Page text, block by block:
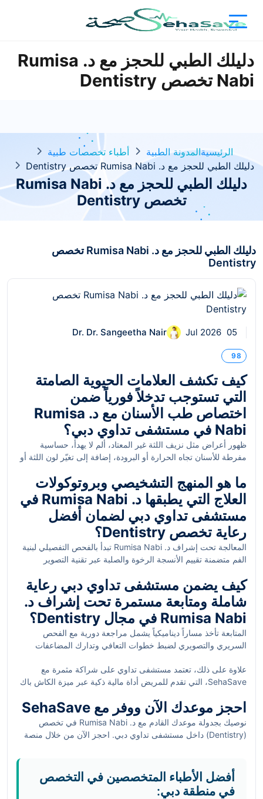
دليلك الطبي للحجز مع د. Rumisa
Nabi تخصص Dentistry
الرئيسيةالمدونة الطبية
أطباء تخصصات طبية
دليلك الطبي للحجز مع د. Rumisa Nabi تخصص Dentistry
دليلك الطبي للحجز مع د. Rumisa Nabi
تخصص Dentistry
دليلك الطبي للحجز مع د. Rumisa Nabi تخصص
Dentistry
05 Jul 2026
Dr. Dr. Sangeetha Nair
98
كيف تكشف العلامات الحيوية الصامتة
التي تستوجب تدخلاً فورياً ضمن
اختصاص طب الأسنان مع د. Rumisa
Nabi في مستشفى تداوي دبي؟
ظهور أعراض مثل نزيف اللثة غير المعتاد، ألم لا يهدأ، حساسية
مفرطة للأسنان تجاه الحرارة أو البرودة، إضافة إلى تغيّر لون اللثة أو
والأسنان. هذه العلامات تنشأ نتيجة التهاب النسج الرخوة المحيطة
بالسن، إذ يبدأ الالتهاب بإفراز إنزيمات تنهك الحاجز النسيجي وتحفز
مرور البكتيريا إلى طبقات أعمق. استمرار العملية يؤدي إلى انحسار
العظم المحيط بالجذر، ما يفضي إلى خسارة الأسنان. في حالات
اضطراب الإحساس أو عدم القدرة على الإغلاق السليم للفكّ، ينصح
الفحص المتخصص للتأكد من عدم وجود اعتلال في مفصل الفك
الصدغي.
ما هو المنهج التشخيصي وبروتوكولات
العلاج التي يطبقها د. Rumisa Nabi في
مستشفى تداوي دبي لضمان أفضل
رعاية تخصص Dentistry؟
المعالجة تحت إشراف د. Rumisa Nabi تبدأ بالفحص التفصيلي لبنية
الفم متضمنة تقييم الأنسجة الرخوة والصلبة عبر تقنية التصوير
اللعابية يساعد على رصد مؤشرات الالتهاب الميكروي ونمط البكتيريا
المُمرضة الشعيرية. العلاج يُصمم بحسب درجة تقدم الحالة، كما في
أمراض اللثة التي تحتم تنظيفاً عميقاً تحت اللثة وتطبيق مضادات
حيوية موضعية أو جهازية إذا اقتضى الأمر. التقنيات تشمل إعادة بناء
عظم الفكين عبر زراعة المواد البيولوجية والنسيجية التي تعزز التجديد
الخلوي.وفّر وقتك: أفضل عيادات Dentistry في الحضيبة دبي
يوفر
كيف يضمن مستشفى تداوي دبي رعاية
شاملة ومتابعة مستمرة تحت إشراف د.
Rumisa Nabi في مجال Dentistry؟
المتابعة تأخذ مساراً ديناميكياً يشمل مراجعة دورية مع الفحص
السريري والتصويري لضبط خطوات التعافي وتدارك المضاعفات
الخبراء والكوادر الطبية المعتمدة ، تنسق جهودها لتقديم استشارات
تغذية وتعليمات للعناية اليومية بالفم. منظومة المستشفى تعتمد نظاماً
الصحية من خلال قياسات عدّة وُثّقت علمياً.
علاوة على ذلك، تعتمد مستشفى تداوي على شراكة مثمرة مع
SehaSave، التي تقدم للمريض أداة مالية ذكية عبر ميزة الكاش باك
بروقراطية شركات التأمين الصحي التقليدية في دبي، ويضمن
استمرارية تلقي الخدمات الطبية بأعلى جودة دون تأخير.
احجز موعدك الآن ووفر مع SehaSave
نوصيك بجدولة موعدك القادم مع د. Rumisa Nabi في تخصص
(Dentistry) داخل مستشفى تداوي دبي. احجز الآن من خلال منصة
أفضل الأطباء المتخصصين في التخصص
في منطقة دبي: